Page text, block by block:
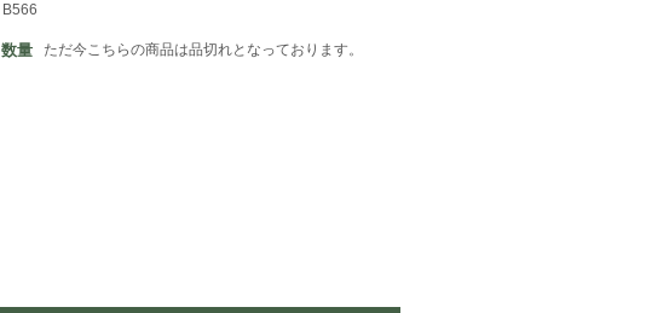
B566
数量 ただ今こちらの商品は品切れとなっております。